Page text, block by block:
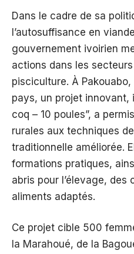
Dans le cadre de sa
l’autosuffisance en
gouvernement ivoirien
actions dans les
pisciculture. À
pays, un projet innovant,
coq – 10 poules”, a
rurales aux techniques
traditionnelle améliorée.
formations pratiques,
abris pour l’élevage, des
aliments adaptés.
Ce projet cible 500
la Marahoué, de la